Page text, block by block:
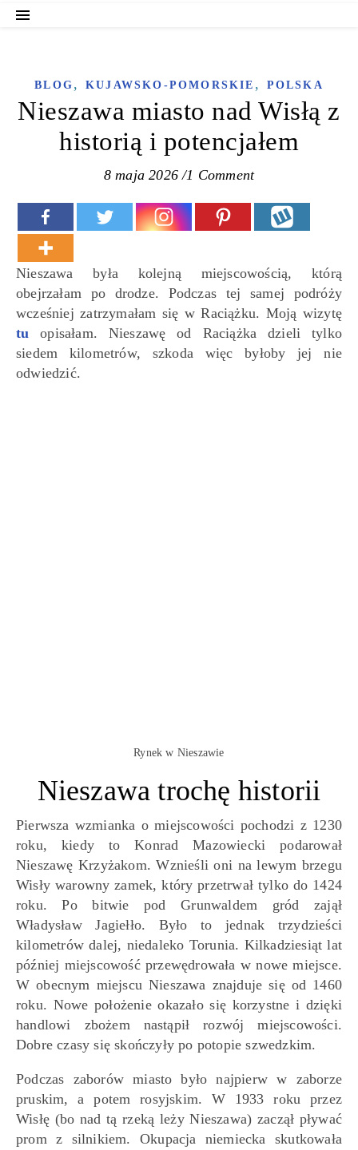
BLOG , KUJAWSKO-POMORSKIE , POLSKA
Nieszawa miasto nad Wisłą z
historią i potencjałem
8 maja 2026 /1 Comment
Nieszawa była kolejną miejscowością, którą
obejrzałam po drodze. Podczas tej samej podróży
wcześniej zatrzymałam się w Raciążku. Moją wizytę
tu opisałam. Nieszawę od Raciążka dzieli tylko
siedem kilometrów, szkoda więc byłoby jej nie
odwiedzić.
Rynek w Nieszawie
Nieszawa trochę historii
Pierwsza wzmianka o miejscowości pochodzi z 1230
roku, kiedy to Konrad Mazowiecki podarował
Nieszawę Krzyżakom. Wznieśli oni na lewym brzegu
Wisły warowny zamek, który przetrwał tylko do 1424
roku. Po bitwie pod Grunwaldem gród zajął
Władysław Jagiełło. Było to jednak trzydzieści
kilometrów dalej, niedaleko Torunia. Kilkadziesiąt lat
później miejscowość przewędrowała w nowe miejsce.
W obecnym miejscu Nieszawa znajduje się od 1460
roku. Nowe położenie okazało się korzystne i dzięki
handlowi zbożem nastąpił rozwój miejscowości.
Dobre czasy się skończyły po potopie szwedzkim.
Podczas zaborów miasto było najpierw w zaborze
pruskim, a potem rosyjskim. W 1933 roku przez
Wisłę (bo nad tą rzeką leży Nieszawa) zaczął pływać
prom z silnikiem. Okupacja niemiecka skutkowała